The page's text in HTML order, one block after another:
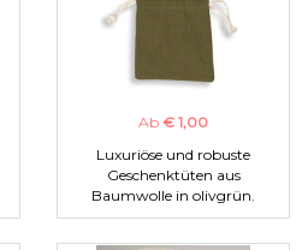
Ab € 1,00
Luxuriöse und robuste
Geschenktüten aus
Baumwolle in olivgrün.